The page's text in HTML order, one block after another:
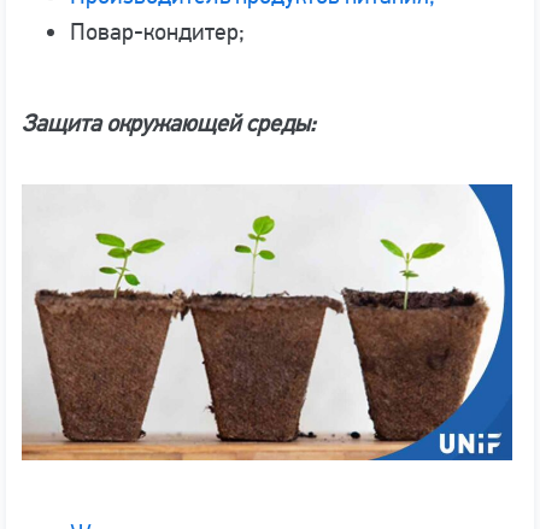
Повар-кондитер;
Защита окружающей среды: